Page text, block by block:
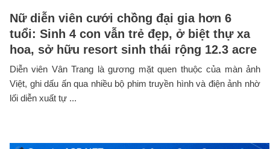
Nữ diễn viên cưới chồng đại gia hơn 6
tuổi: Sinh 4 con vẫn trẻ đẹp, ở biệt thự xa
hoa, sở hữu resort sinh thái rộng 12.3 acre
Diễn viên Vân Trang là gương mặt quen thuộc của màn ảnh
Việt, ghi dấu ấn qua nhiều bộ phim truyền hình và điện ảnh nhờ
lối diễn xuất tự ...